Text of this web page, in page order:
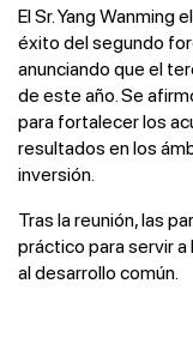
El Sr. Yang
éxito del segundo
anunciando que el
de este año. Se
para fortalecer los
resultados en los
inversión.
Tras la reunión, las
práctico para servir
al desarrollo común.